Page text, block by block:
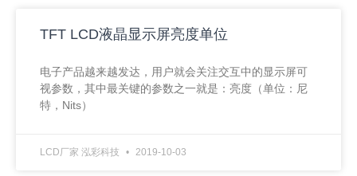
TFT LCD液晶显示屏亮度单位
电子产品越来越发达，用户就会关注交互中的显示屏可
视参数，其中最关键的参数之一就是：亮度（单位：尼
特，Nits）
LCD厂家 泓彩科技 2019-10-03